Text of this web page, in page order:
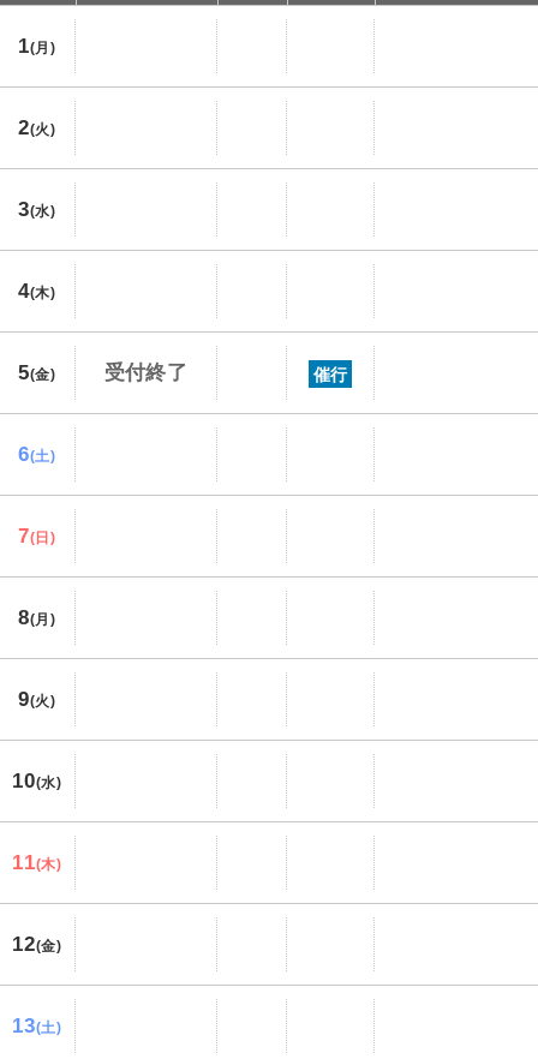
1(月)
2(火)
3(水)
4(木)
5(金) 受付終了 催行
6(土)
7(日)
8(月)
9(火)
10(水)
11(木)
12(金)
13(土)